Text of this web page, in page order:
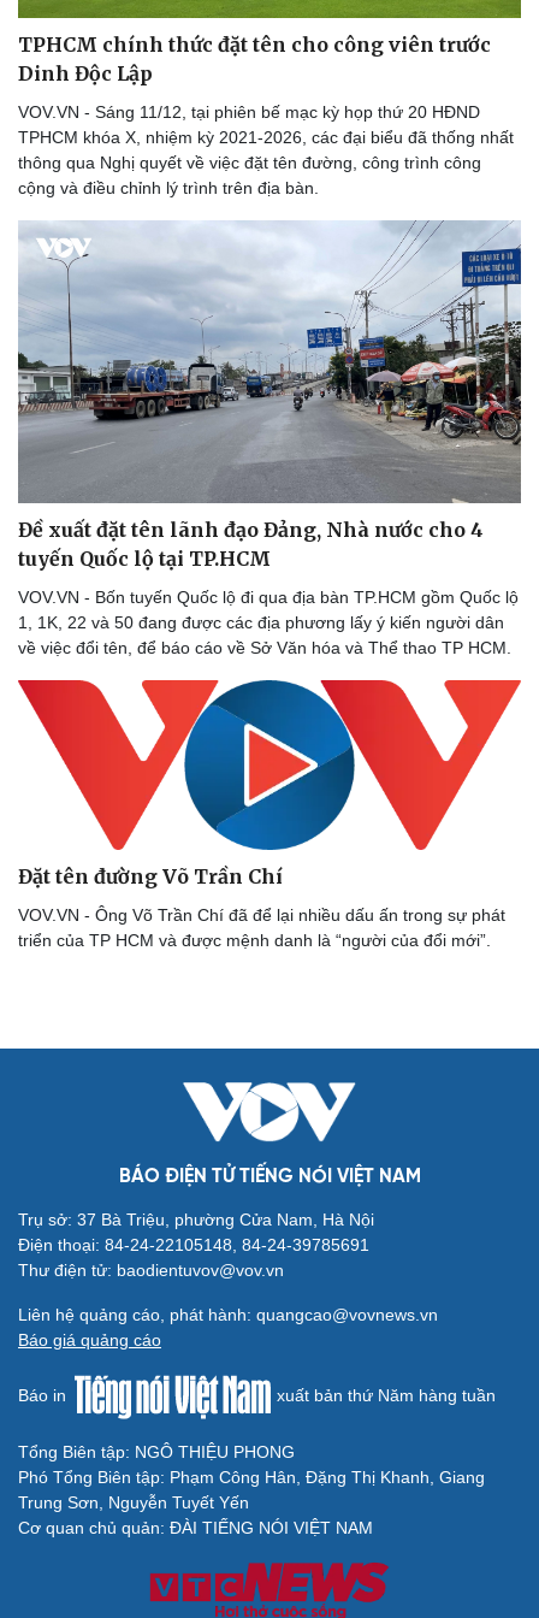
Du lịch
Tư vấn
check-in
Podcast
Câu chuyện thời sự
Đọc truyện đêm khuya
Cửa sổ tình yêu
Kể chuyện cho bé
Hạt giống tâm hồn
TPHCM chính thức đặt tên cho công viên trước
Dinh Độc Lập
VOV.VN - Sáng 11/12, tại phiên bế mạc kỳ họp thứ 20 HĐND
TPHCM khóa X, nhiệm kỳ 2021-2026, các đại biểu đã thống nhất
thông qua Nghị quyết về việc đặt tên đường, công trình công
cộng và điều chỉnh lý trình trên địa bàn.
Đề xuất đặt tên lãnh đạo Đảng, Nhà nước cho 4
tuyến Quốc lộ tại TP.HCM
VOV.VN - Bốn tuyến Quốc lộ đi qua địa bàn TP.HCM gồm Quốc lộ
1, 1K, 22 và 50 đang được các địa phương lấy ý kiến người dân
về việc đổi tên, để báo cáo về Sở Văn hóa và Thể thao TP HCM.
Đặt tên đường Võ Trần Chí
VOV.VN - Ông Võ Trần Chí đã để lại nhiều dấu ấn trong sự phát
triển của TP HCM và được mệnh danh là “người của đổi mới”.
BÁO ĐIỆN TỬ TIẾNG NÓI VIỆT NAM
Trụ sở: 37 Bà Triệu, phường Cửa Nam, Hà Nội
Điện thoại: 84-24-22105148, 84-24-39785691
Thư điện tử: baodientuvov@vov.vn
Liên hệ quảng cáo, phát hành: quangcao@vovnews.vn
Báo giá quảng cáo
Báo in xuất bản thứ Năm hàng tuần
Tổng Biên tập: NGÔ THIỆU PHONG
Phó Tổng Biên tập: Phạm Công Hân, Đặng Thị Khanh, Giang
Trung Sơn, Nguyễn Tuyết Yến
Cơ quan chủ quản: ĐÀI TIẾNG NÓI VIỆT NAM